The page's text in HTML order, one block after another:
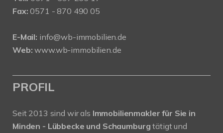
Fax: 0571 - 870 490 05
E-Mail: info@wb-immobilien.de
Web: www.wb-immobilien.de
PROFIL
Seit 2013 sind wir als Immobilienmakler für Sie in
Minden - Lübbecke und Schaumburgtätigt und